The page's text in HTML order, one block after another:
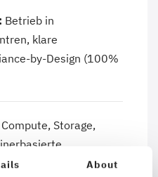
About
Betrieb in
klare
by-Design (100%
Compute, Storage,
als Grundlage für